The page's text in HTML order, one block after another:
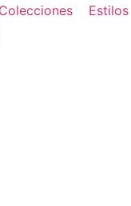
Colecciones
Estilos